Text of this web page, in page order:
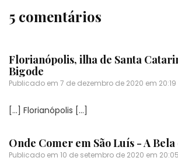
5 comentários
Florianópolis, ilha de Santa
Bigode
Publicado em 7 de dezembro de 2020 em 20:19
[…] Florianópolis […]
Onde Comer em São Luís - A Bela
Publicado em 10 de setembro de 2020 em 20:05